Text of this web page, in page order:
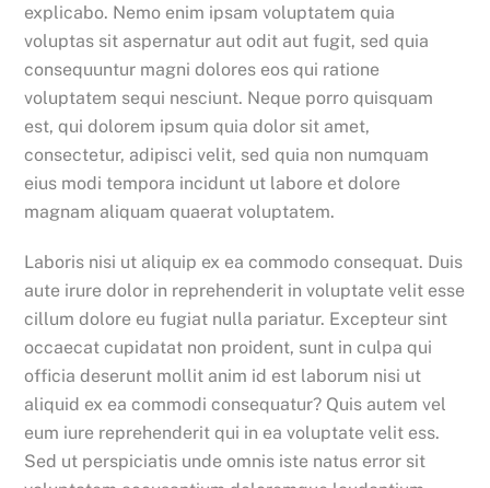
explicabo. Nemo enim ipsam voluptatem quia
voluptas sit aspernatur aut odit aut fugit, sed quia
consequuntur magni dolores eos qui ratione
voluptatem sequi nesciunt. Neque porro quisquam
est, qui dolorem ipsum quia dolor sit amet,
consectetur, adipisci velit, sed quia non numquam
eius modi tempora incidunt ut labore et dolore
magnam aliquam quaerat voluptatem.
Laboris nisi ut aliquip ex ea commodo consequat. Duis
aute irure dolor in reprehenderit in voluptate velit esse
cillum dolore eu fugiat nulla pariatur. Excepteur sint
occaecat cupidatat non proident, sunt in culpa qui
officia deserunt mollit anim id est laborum nisi ut
aliquid ex ea commodi consequatur? Quis autem vel
eum iure reprehenderit qui in ea voluptate velit ess.
Sed ut perspiciatis unde omnis iste natus error sit